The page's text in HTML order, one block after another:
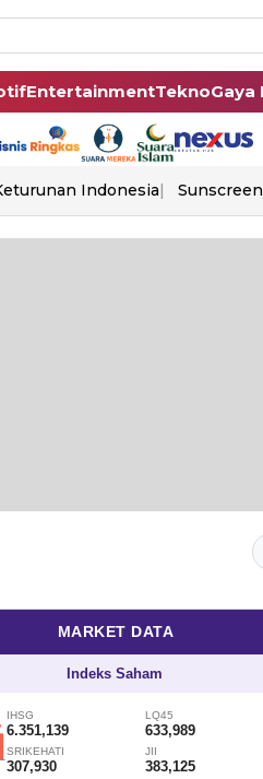
EntertainmentTeknoGaya
Indonesia Sunscreen
MARKET DATA
Indeks Saham
IHSG
6.351,139
LQ45
633,989
SRIKEHATI
307,930
JII
383,125